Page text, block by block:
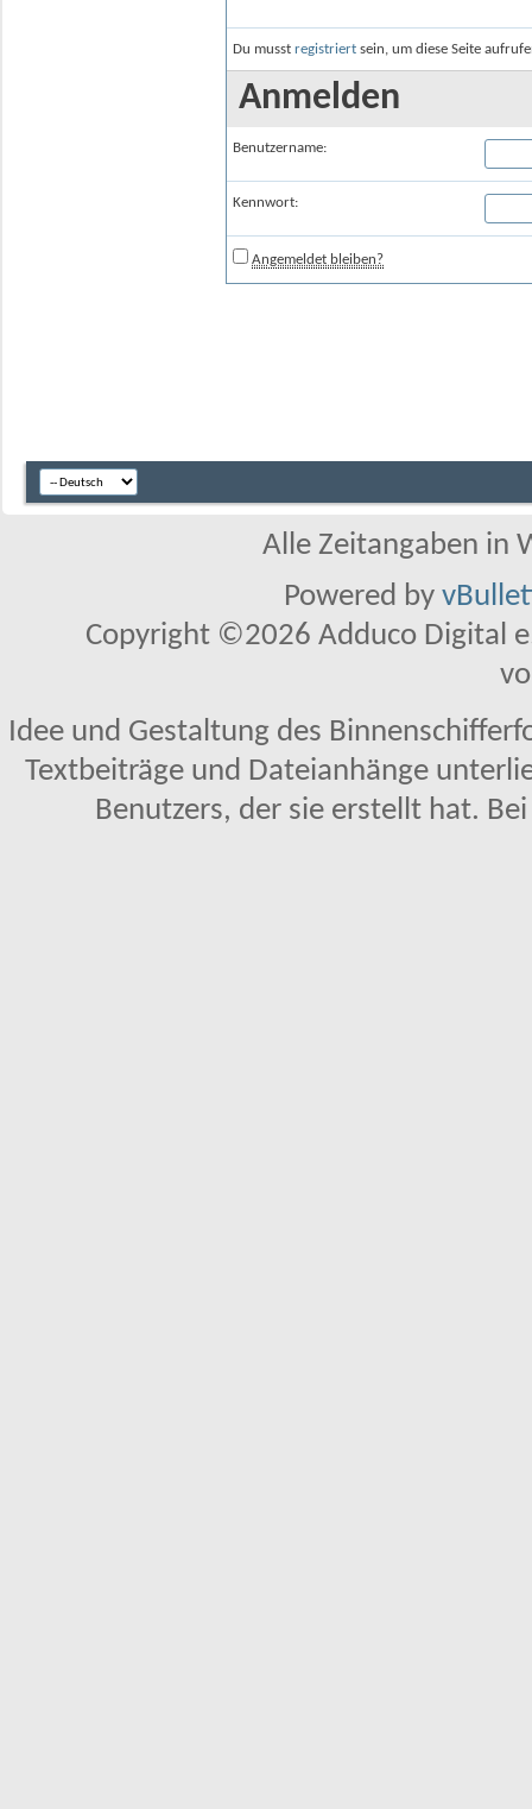
Du musst registriert sein, um diese Seite
Anmelden
Benutzername:
Kennwort:
Angemeldet bleiben?
Alle Zeitangaben in
Powered by
Copyright ©2026 Adduco Digital
Idee und Gestaltung des
Textbeiträge und Dateianhänge
Benutzers, der sie erstellt hat.